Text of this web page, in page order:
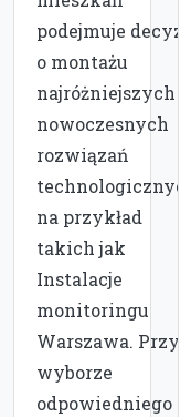
podejmuje decyzję
o montażu
najróżniejszych
nowoczesnych
rozwiązań
technologicznych,
na przykład
takich jak
Instalacje
monitoringu
Warszawa. Przy
wyborze
odpowiedniego